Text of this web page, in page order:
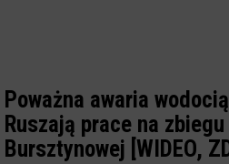
Poważna awaria
Ruszają prace na
Bursztynowej [WIDEO,